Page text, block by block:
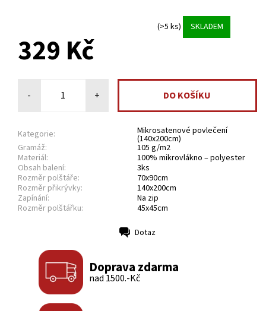
(>5 ks) SKLADEM
329 Kč
- +
Kategorie: Mikrosatenové povlečení
(140x200cm)
Gramáž:
105 g/m2
Materiál:
100% mikrovlákno – polyester
Obsah balení:
3ks
Rozměr polštáře:
70x90cm
Rozměr přikrývky:
140x200cm
Zapínání:
Na zip
Rozměr polštářku:
45x45cm
Dotaz
Doprava zdarma
nad 1500.-Kč